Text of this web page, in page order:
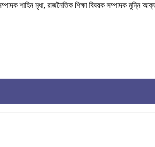
শাহিন মৃধা, রাজনৈতিক শিক্ষা বিষয়ক সম্পাদক মুন্নি